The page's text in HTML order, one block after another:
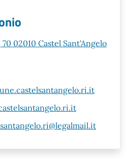
02010 Castel Sant'Angelo